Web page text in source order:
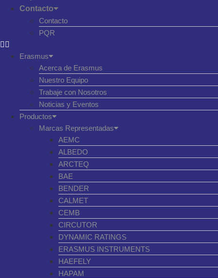
Contacto
Contacto
PQR
Erasmus
Acerca de Erasmus
Nuestro Equipo
Trabaje con Nosotros
Noticias y Eventos
Productos
Marcas Representadas
AEMC
ALBEDO
ARCTEQ
BAE
BENDER
CALMET
CEMB
CIRCUTOR
DYNAMIC RATINGS
ERASMUS INSTRUMENTS
HAEFELY
HAPAM